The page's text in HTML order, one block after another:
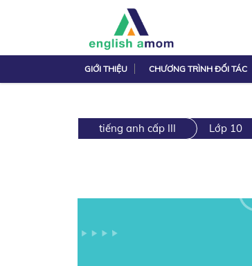
GIỚI THIỆU CHƯƠNG TRÌNH ĐỐI TÁC
tiếng anh cấp III Lớp 10